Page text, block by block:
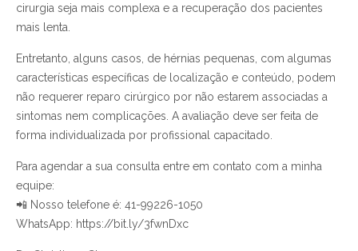
cirurgia seja mais complexa e a recuperação dos pacientes
mais lenta.
Entretanto, alguns casos, de hérnias pequenas, com algumas
características específicas de localização e conteúdo, podem
não requerer reparo cirúrgico por não estarem associadas a
sintomas nem complicações. A avaliação deve ser feita de
forma individualizada por profissional capacitado.
Para agendar a sua consulta entre em contato com a minha
equipe:
📲 Nosso telefone é: 41-99226-1050
WhatsApp: https://bit.ly/3fwnDxc